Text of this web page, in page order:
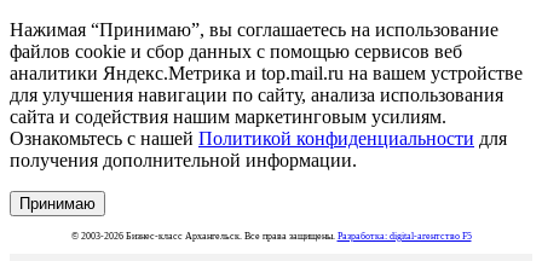
Нажимая “Принимаю”, вы соглашаетесь на использование
файлов cookie и сбор данных с помощью сервисов веб
аналитики Яндекс.Метрика и top.mail.ru на вашем устройстве
для улучшения навигации по сайту, анализа использования
сайта и содействия нашим маркетинговым усилиям.
Ознакомьтесь с нашей Политикой конфиденциальности для
получения дополнительной информации.
Принимаю
© 2003-2026 Бизнес-класс Архангельск. Все права защищены. Разработка: digital-агентство F5